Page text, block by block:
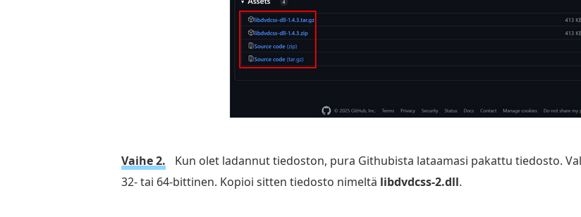
Vaihe 2.
Kun olet ladannut tiedoston, pura Githubista lataamasi pakattu tiedosto.
32- tai 64-bittinen. Kopioi sitten tiedosto nimeltä libdvdcss-2.dll.